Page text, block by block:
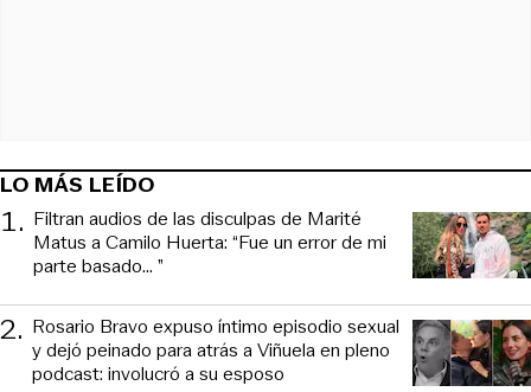
LO MÁS LEÍDO
1. Filtran audios de las disculpas de Marité
Matus a Camilo Huerta: “Fue un error de mi
parte basado... ”
2. Rosario Bravo expuso íntimo episodio sexual
y dejó peinado para atrás a Viñuela en pleno
podcast: involucró a su esposo